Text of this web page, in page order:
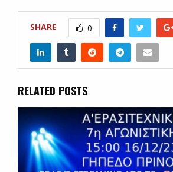
SHARE 0
RELATED POSTS